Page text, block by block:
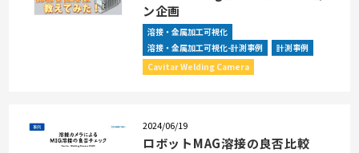
ン企画
溶接・金属加工可視化
溶接・金属加工可視化-計測事例
計測事例
Cavitar Welding Camera
2024/06/19
ロボットMAG溶接の良否比較